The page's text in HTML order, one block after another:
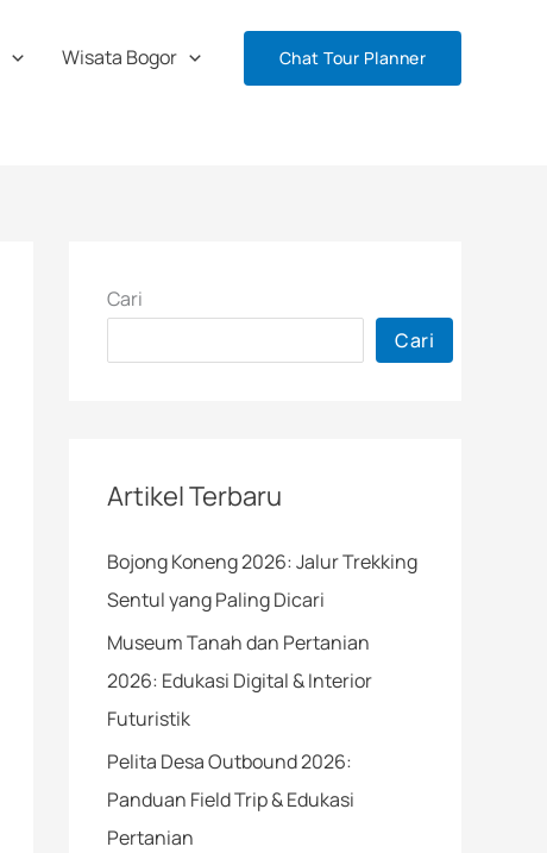
Wisata Bogor Chat Tour Planner
Cari
Cari
Artikel Terbaru
Bojong Koneng 2026: Jalur Trekking
Sentul yang Paling Dicari
Museum Tanah dan Pertanian
2026: Edukasi Digital & Interior
Futuristik
Pelita Desa Outbound 2026:
Panduan Field Trip & Edukasi
Pertanian